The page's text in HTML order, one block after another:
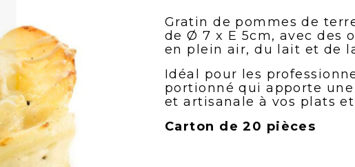
Gratin de pommes de
de Ø 7 x E 5cm, avec des
en plein air, du lait et de
Idéal pour les
portionné qui apporte
et artisanale à vos plats
Carton de 20 pièces